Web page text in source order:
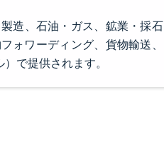
造、石油・ガス、鉱業・採石
ォワーディング、貨物輸送、
で提供されます。